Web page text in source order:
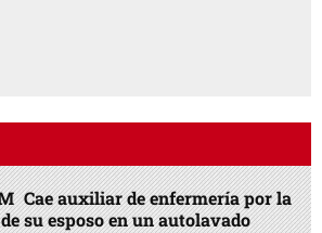
Cae auxiliar de enfermería por la
su esposo en un autolavado